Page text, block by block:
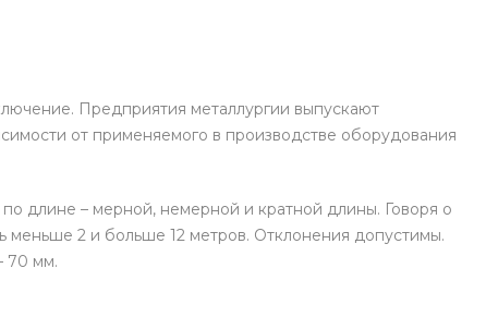
Предприятия металлургии выпускают
от применяемого в производстве оборудования
длине – мерной, немерной и кратной длины. Говоря о
меньше 2 и больше 12 метров. Отклонения допустимы.
70 мм.